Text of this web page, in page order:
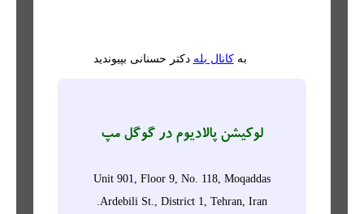
بهکانال بله دکتر حسنانی بپیوندید
لوکیشن پالادیوم در گوگل مپ
Unit 901, Floor 9, No. 118, Moqaddas
Ardebili St., District 1, Tehran, Iran.